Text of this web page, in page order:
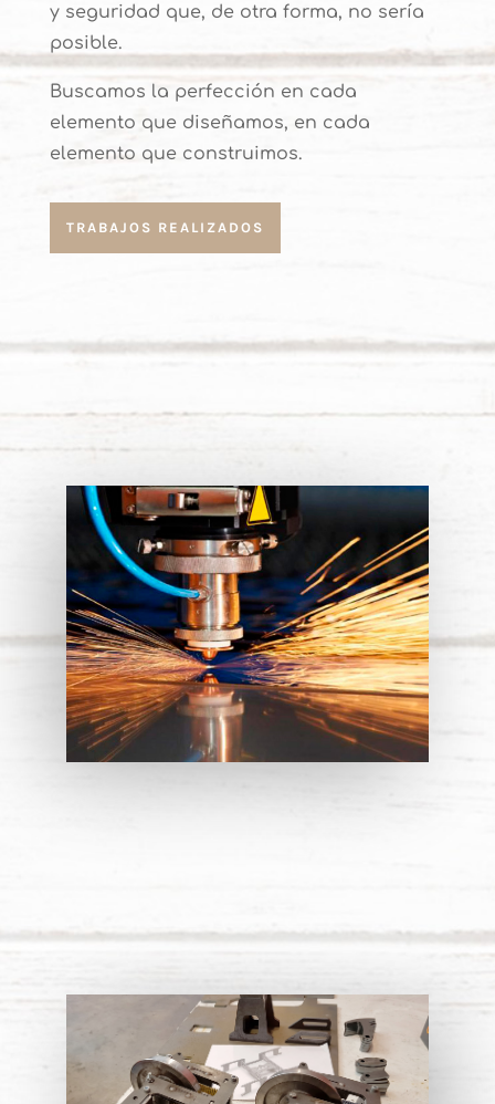
y seguridad que, de otra forma, no sería
posible.
Buscamos la perfección en cada
elemento que diseñamos, en cada
elemento que construimos.
TRABAJOS REALIZADOS